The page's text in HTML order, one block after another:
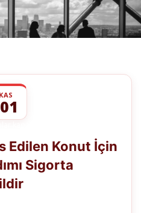
KAS
01
Edilen Konut İçin
Sigorta